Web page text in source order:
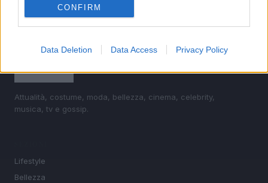
CONFIRM
Data Deletion Data Access Privacy Policy
Attualità, costume, moda, bellezza, cinema, celebrity,
musica, tv e gossip.
Lifestyle
Bellezza